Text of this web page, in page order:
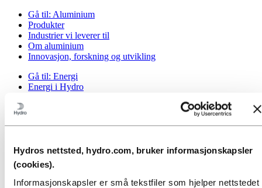
Hydros nettsted, hydro.com, bruker informasjonskapsler
(cookies).
Informasjonskapsler er små tekstfiler som hjelper nettstedet
Gå til: Aluminium
Produkter
Industrier vi leverer til
Om aluminium
Innovasjon, forskning og utvikling
Gå til: Energi
Energi i Hydro
Gå til:Bærekraft
Bærekraftsrapportering
Veikart til netto null
Virksomhet i brasiliansk Amazonas
Bærekraftskontakt